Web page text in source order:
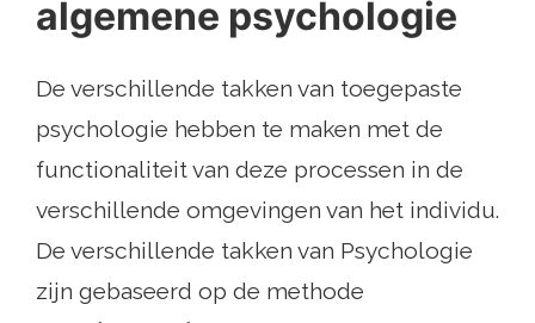
algemene psychologie
De verschillende takken van toegepaste
psychologie hebben te maken met de
functionaliteit van deze processen in de
verschillende omgevingen van het individu.
De verschillende takken van Psychologie
zijn gebaseerd op de methode